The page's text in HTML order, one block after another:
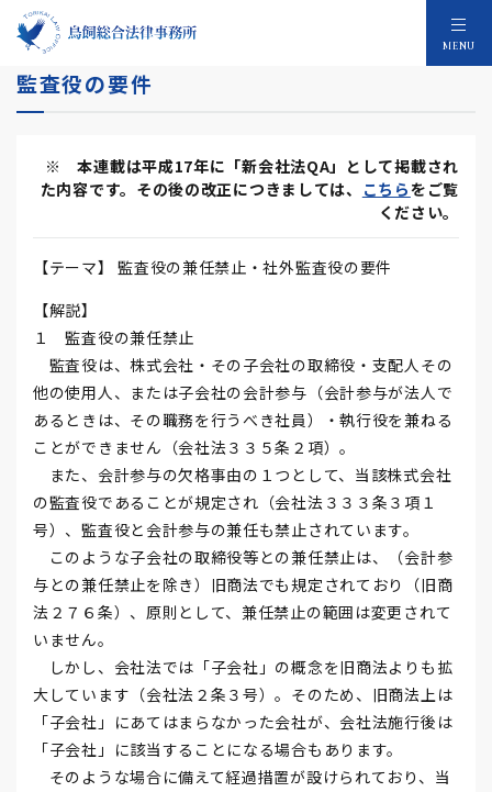
MENU
会社法QA 第17回 監査役の兼任禁止・社外
監査役の要件
※ 本連載は平成17年に「新会社法QA」として掲載され
た内容です。その後の改正につきましては、 こちらをご覧
ください。
【テーマ】 監査役の兼任禁止・社外監査役の要件
【解説】
１ 監査役の兼任禁止
監査役は、株式会社・その子会社の取締役・支配人その
他の使用人、または子会社の会計参与（会計参与が法人で
あるときは、その職務を行うべき社員）・執行役を兼ねる
ことができません（会社法３３５条２項）。
また、会計参与の欠格事由の１つとして、当該株式会社
の監査役であることが規定され（会社法３３３条３項１
号）、監査役と会計参与の兼任も禁止されています。
このような子会社の取締役等との兼任禁止は、（会計参
与との兼任禁止を除き）旧商法でも規定されており（旧商
法２７６条）、原則として、兼任禁止の範囲は変更されて
いません。
しかし、会社法では「子会社」の概念を旧商法よりも拡
大しています（会社法２条３号）。そのため、旧商法上は
「子会社」にあてはまらなかった会社が、会社法施行後は
「子会社」に該当することになる場合もあります。
そのような場合に備えて経過措置が設けられており、当